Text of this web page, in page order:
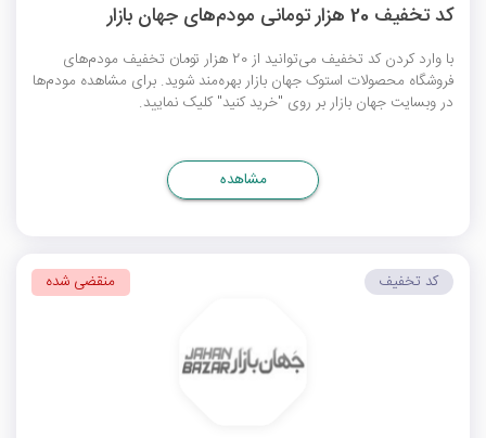
کد تخفیف 20 هزار تومانی مودم‌های جهان بازار
با وارد کردن کد تخفیف می‌توانید از 20 هزار تومان تخفیف مودم‌های
فروشگاه محصولات استوک جهان بازار بهره‌مند شوید. برای مشاهده مودم‌ها
در وبسایت جهان بازار بر روی "خرید کنید" کلیک نمایید.
مشاهده
کد تخفیف منقضی شده